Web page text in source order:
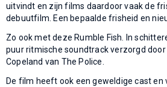
uitvindt en zijn films daardoor vaak de
debuutfilm. Een bepaalde frisheid en
Zo ook met deze Rumble Fish. In
puur ritmische soundtrack verzorgd
Copeland van The Police.
De film heeft ook een geweldige cast en